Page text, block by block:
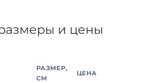
и цены
РАЗМЕР,
СМ
ЦЕНА